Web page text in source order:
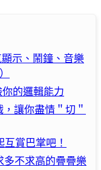
示、鬧鐘、音樂
的邏輯能力
，讓你盡情＂切＂
賞巴掌吧！
多不求高的疊疊樂